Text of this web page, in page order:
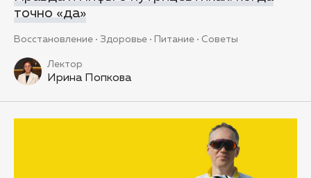
точно «да»
Восстановление Здоровье Питание Советы
Лектор
Ирина Попкова